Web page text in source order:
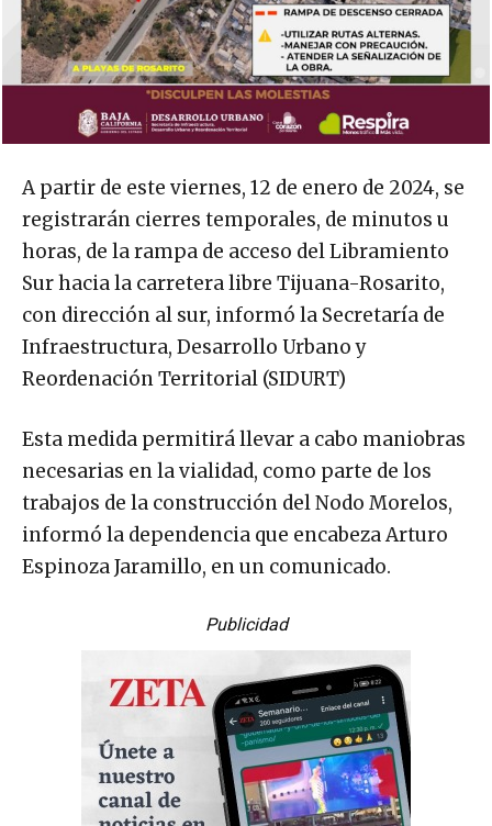
A partir de este viernes, 12 de enero de 2024, se
registrarán cierres temporales, de minutos u
horas, de la rampa de acceso del Libramiento
Sur hacia la carretera libre Tijuana-Rosarito,
con dirección al sur, informó la Secretaría de
Infraestructura, Desarrollo Urbano y
Reordenación Territorial (SIDURT)
Esta medida permitirá llevar a cabo maniobras
necesarias en la vialidad, como parte de los
trabajos de la construcción del Nodo Morelos,
informó la dependencia que encabeza Arturo
Espinoza Jaramillo, en un comunicado.
Publicidad